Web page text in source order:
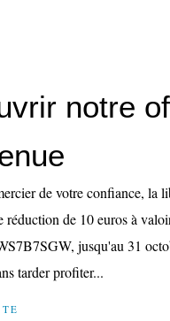
notre
de votre confiance, la
réduction de 10 euros à
jusqu'au 31
tarder profiter...